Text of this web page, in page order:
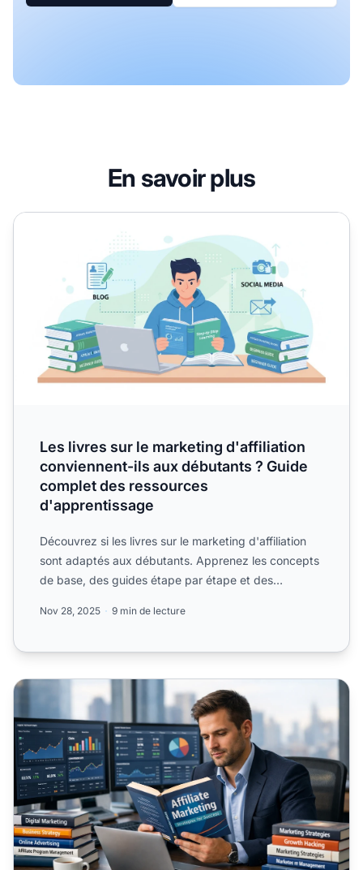
En savoir plus
Les livres sur le marketing d'affiliation conviennent-ils
Les livres sur le marketing d'affiliation
conviennent-ils aux débutants ? Guide
complet des ressources
d'apprentissage
Découvrez si les livres sur le marketing d'affiliation
sont adaptés aux débutants. Apprenez les concepts
de base, des guides étape par étape et des
Nov 28, 2025 9 min de lecture
Livres essentiels responsables du marketing affiliation